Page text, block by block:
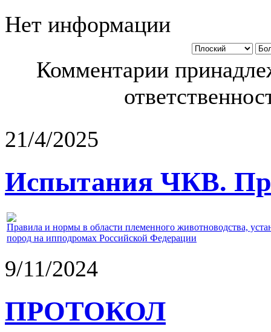
Нет информации
Комментарии
21/4/2025
Испытания ЧКВ.
Правила и нормы в области племенного животноводства,
пород на ипподромах Российской Федерации
9/11/2024
ПРОТОКОЛ